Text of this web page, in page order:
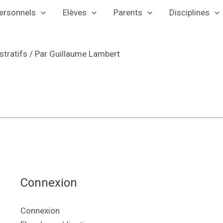
Elèves Parents Disciplines
/ Par Guillaume Lambert
Connexion
Connexion